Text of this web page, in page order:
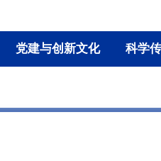
党建与创新文化 科学